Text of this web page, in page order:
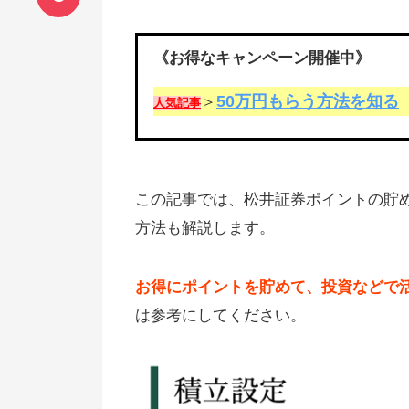
《お得なキャンペーン開催中》
人気記事 ＞ 50万円もらう方法を知る
この記事では、松井証券ポイントの貯
方法も解説します。
お得にポイントを貯めて、投資などで
は参考にしてください。